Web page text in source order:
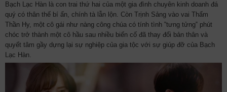
Bạch Lạc Hàn là con trai thứ hai của một gia đình chuyên kinh doanh đá
quý có thân thế bí ẩn, chính tà lẫn lộn. Còn Trịnh Sảng vào vai Thẩm
Thần Hy, một cô gái như nàng công chúa có tính tình ‟tưng tửng‟ phút
chóc trở thành một cô hầu sau nhiều biến cố đã thay đổi bản thân và
quyết tâm gầy dựng lại sự nghiệp của gia tộc với sự giúp đỡ của Bạch
Lạc Hàn.